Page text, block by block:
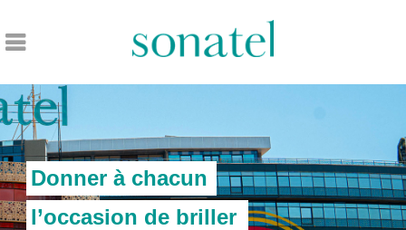
Accueil
Donner à chacun
l’occasion de briller